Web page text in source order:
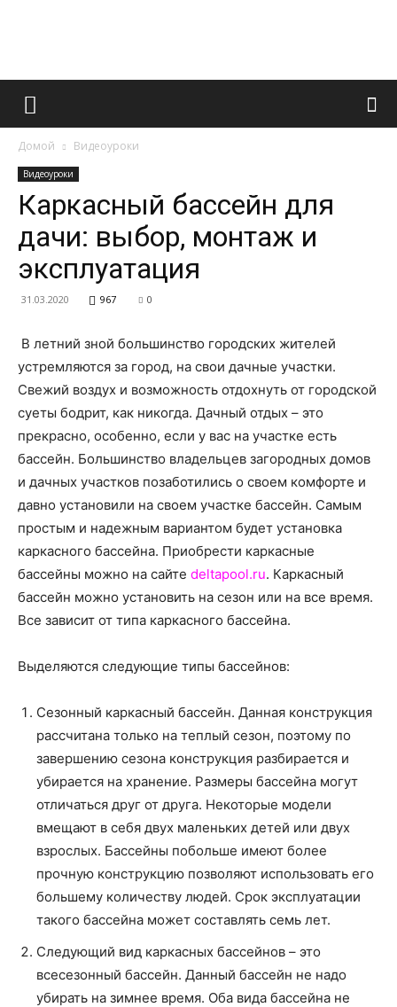
Французский
и
о
нем
Домой Видеоуроки
Видеоуроки
Каркасный бассейн для
дачи: выбор, монтаж и
эксплуатация
31.03.2020 967 0
В летний зной большинство городских жителей
устремляются за город, на свои дачные участки.
Свежий воздух и возможность отдохнуть от городской
суеты бодрит, как никогда. Дачный отдых – это
прекрасно, особенно, если у вас на участке есть
бассейн. Большинство владельцев загородных домов
и дачных участков позаботились о своем комфорте и
давно установили на своем участке бассейн. Самым
простым и надежным вариантом будет установка
каркасного бассейна. Приобрести каркасные
бассейны можно на сайте deltapool.ru. Каркасный
бассейн можно установить на сезон или на все время.
Все зависит от типа каркасного бассейна.
Выделяются следующие типы бассейнов:
Сезонный каркасный бассейн. Данная конструкция
рассчитана только на теплый сезон, поэтому по
завершению сезона конструкция разбирается и
убирается на хранение. Размеры бассейна могут
отличаться друг от друга. Некоторые модели
вмещают в себя двух маленьких детей или двух
взрослых. Бассейны побольше имеют более
прочную конструкцию позволяют использовать его
большему количеству людей. Срок эксплуатации
такого бассейна может составлять семь лет.
Следующий вид каркасных бассейнов – это
всесезонный бассейн. Данный бассейн не надо
убирать на зимнее время. Оба вида бассейна не